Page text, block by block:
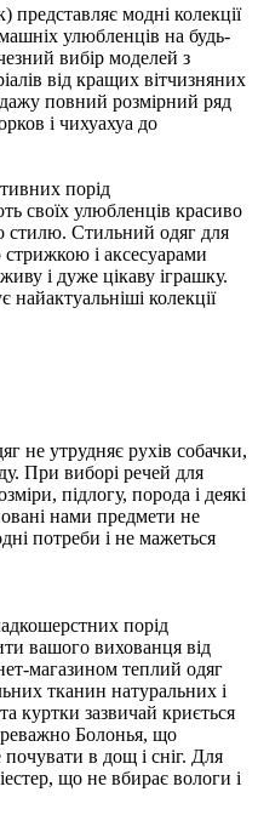
модні колекції
улюбленців на будь-
вибір моделей з
від кращих вітчизняних
повний розмірний ряд
і чихуахуа до
порід
своїх улюбленців красиво
стилю. Стильний одяг для
і аксесуарами
і дуже цікаву іграшку.
колекції
не утрудняє рухів собачки,
При виборі речей для
підлогу, порода і деякі
нами предмети не
потреби і не мажеться
порід
вашого вихованця від
магазином теплий одяг
тканин натуральних і
куртки зазвичай криється
Болонья, що
в дощ і сніг. Для
що не вбирає вологи і